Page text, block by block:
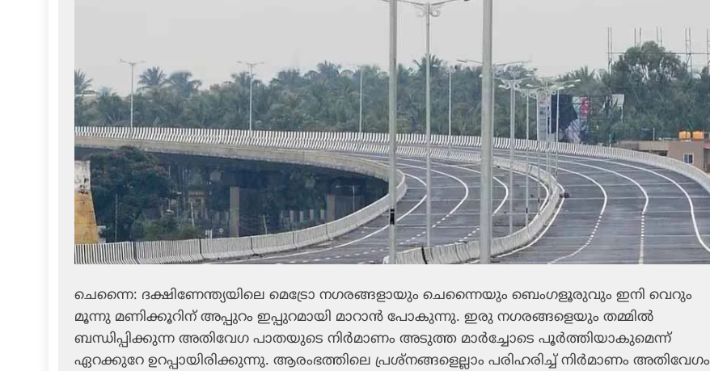
ചെന്നൈ: ദക്ഷിണേന്ത്യയിലെ മെട്രോ നഗരങ്ങളായും ചെന്നൈയും ബെംഗളൂരുവും ഇനി വെറും
മൂന്നു മണിക്കൂറിന് അപ്പുറം ഇപ്പുറമായി മാറാന്‍ പോകുന്നു. ഇരു നഗരങ്ങളെയും തമ്മില്‍
ബന്ധിപ്പിക്കുന്ന അതിവേഗ പാതയുടെ നിര്‍മാണം അടുത്ത മാര്‍ച്ചോടെ പൂര്‍ത്തിയാകുമെന്ന്
ഏറക്കുറേ ഉറപ്പായിരിക്കുന്നു. ആരംഭത്തിലെ പ്രശ്‌നങ്ങളെല്ലാം പരിഹരിച്ച് നിര്‍മാണം അതിവേഗം